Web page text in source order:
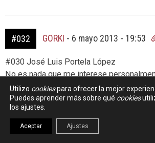
#032 GORKI - 6 mayo 2013 - 19:53
#030 José Luis Portela López
No es nada que me interese
ya no estoy ni para ser contratado ni
sabes de alguna web, en donde
Digest», que es el “Interim Management”
pues el si que tengo curiosidad por el
opine que en el futuro la proporción de
Utilizo cookiespara ofrecer la mejor
Puedes aprender más sobre qué cookies
los ajustes.
Aceptar Ajustes